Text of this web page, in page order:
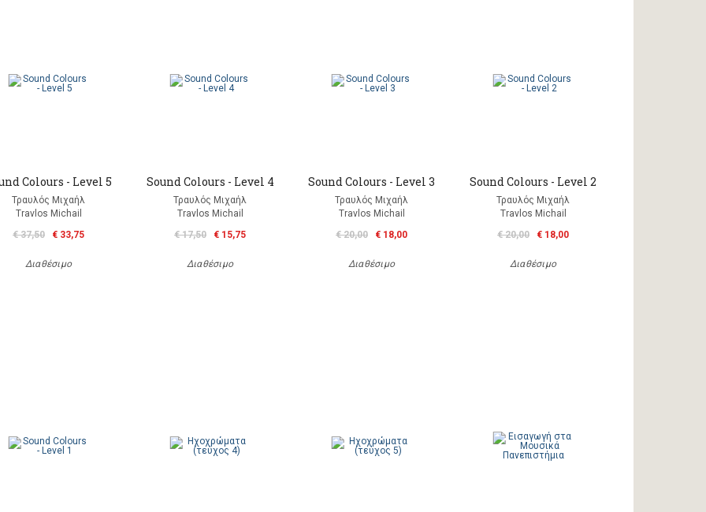
Colours - Level 5
Τραυλός Μιχαήλ
Travlos Michail
€ 37,50
€ 33,75
Διαθέσιμο
Sound Colours - Level 4
Τραυλός Μιχαήλ
Travlos Michail
€ 17,50
€ 15,75
Διαθέσιμο
Sound Colours - Level 3
Τραυλός Μιχαήλ
Travlos Michail
€ 20,00
€ 18,00
Διαθέσιμο
Sound Colours - Level 2
Τραυλός Μιχαήλ
Travlos Michail
€ 20,00
€ 18,00
Διαθέσιμο